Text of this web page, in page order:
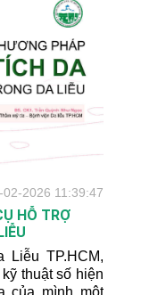
02-2026 11:39:47
HỖ TRỢ
Liễu TP.HCM,
thuật số hiện
của mình một